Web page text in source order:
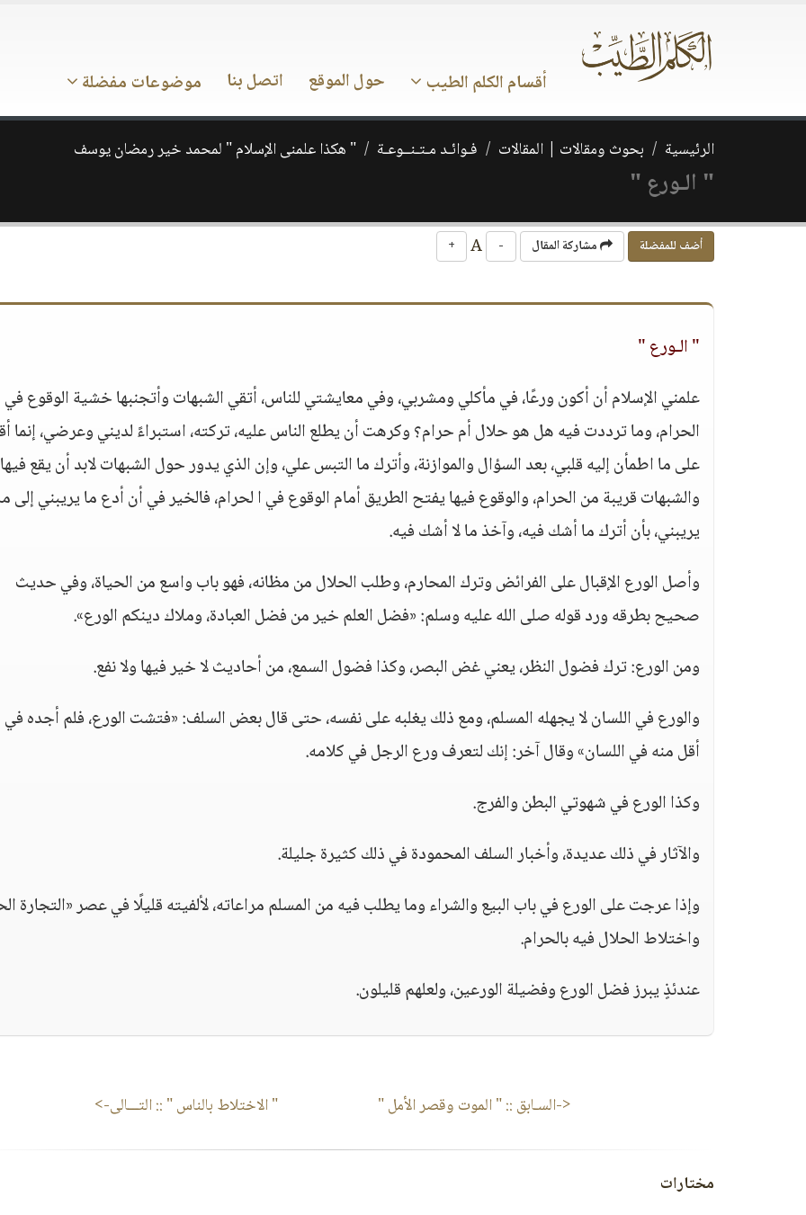
أقسام الكلم الطيب حول الموقع اتصل بنا موضوعات مفضلة
الرئيسية بحوث ومقالات | المقالات فـوائـد مـتـنــوعـة " هكذا علمنى الإسلام " لمحمد خير رمضان يوسف
" الـورع "
أضف للمفضلة مشاركة المقال -
+
" الـورع "
علمني الإسلام أن أكون ورعًا، في مأكلي ومشربي، وفي معايشتي للناس، أتقي الشبهات وأتجنبها خشية الوقوع في
الحرام، وما ترددت فيه هل هو حلال أم حرام؟ وكرهت أن يطلع الناس عليه، تركته، استبراءً لديني وعرضي، إنما
على ما اطمأن إليه قلبي، بعد السؤال والموازنة، وأترك ما التبس علي، وإن الذي يدور حول الشبهات لابد أن يقع
والشبهات قريبة من الحرام، والوقوع فيها يفتح الطريق أمام الوقوع في ا لحرام، فالخير في أن أدع ما يريبني إلى
يريبني، بأن أترك ما أشك فيه، وآخذ ما لا أشك فيه.
وأصل الورع الإقبال على الفرائض وترك المحارم، وطلب الحلال من مظانه، فهو باب واسع من الحياة، وفي حديث
صحيح بطرقه ورد قوله صلى الله عليه وسلم: «فضل العلم خير من فضل العبادة، وملاك دينكم الورع».
ومن الورع: ترك فضول النظر، يعني غض البصر، وكذا فضول السمع، من أحاديث لا خير فيها ولا نفع.
والورع في اللسان لا يجهله المسلم، ومع ذلك يغلبه على نفسه، حتى قال بعض السلف: «فتشت الورع، فلم أجده
أقل منه في اللسان» وقال آخر: إنك لتعرف ورع الرجل في كلامه.
وكذا الورع في شهوتي البطن والفرج.
والآثار في ذلك عديدة، وأخبار السلف المحمودة في ذلك كثيرة جليلة.
وإذا عرجت على الورع في باب البيع والشراء وما يطلب فيه من المسلم مراعاته، لألفيته قليلًا في عصر «التجارة
واختلاط الحلال فيه بالحرام.
عندئذٍ يبرز فضل الورع وفضيلة الورعين، ولعلهم قليلون.
<-السـابق ::" الموت وقصر الأمل " " الاختلاط بالناس " :: التـــالى->
مختارات